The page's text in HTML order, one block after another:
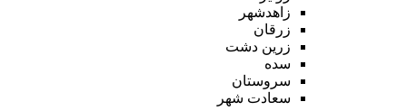
زاهدشهر
زرقان
زرین دشت
سده
سروستان
سعادت شهر